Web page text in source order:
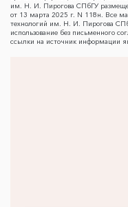
им. Н. И. Пирогова СПбГУ
от 13 марта 2025 г. N 118н. Все
технологий им. Н. И. Пирогова
использование без письменного
ссылки на источник информации